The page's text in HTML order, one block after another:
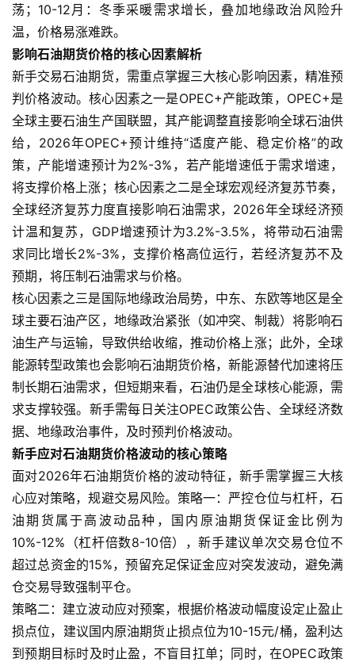
原
油
期
货
国
际
期
货
恒
指
期
货
期
货
入
门
荡；10-12月：冬季采暖需求增长，叠加地缘政治风险升
温，价格易涨难跌。
影响石油期货价格的核心因素解析
新手交易石油期货，需重点掌握三大核心影响因素，精准预
判价格波动。核心因素之一是OPEC+产能政策，OPEC+是
全球主要石油生产国联盟，其产能调整直接影响全球石油供
给，2026年OPEC+预计维持“适度产能、稳定价格”的政
策，产能增速预计为2%-3%，若产能增速低于需求增速，
将支撑价格上涨；核心因素之二是全球宏观经济复苏节奏，
全球经济复苏力度直接影响石油需求，2026年全球经济预
计温和复苏，GDP增速预计为3.2%-3.5%，将带动石油需
求同比增长2%-3%，支撑价格高位运行，若经济复苏不及
预期，将压制石油需求与价格。
核心因素之三是国际地缘政治局势，中东、东欧等地区是全
球主要石油产区，地缘政治紧张（如冲突、制裁）将影响石
油生产与运输，导致供给收缩，推动价格上涨；此外，全球
能源转型政策也会影响石油期货价格，新能源替代加速将压
制长期石油需求，但短期来看，石油仍是全球核心能源，需
求支撑较强。新手需每日关注OPEC政策公告、全球经济数
据、地缘政治事件，及时预判价格波动。
新手应对石油期货价格波动的核心策略
面对2026年石油期货价格的波动特征，新手需掌握三大核
心应对策略，规避交易风险。策略一：严控仓位与杠杆，石
油期货属于高波动品种，国内原油期货保证金比例为
10%-12%（杠杆倍数8-10倍），新手建议单次交易仓位不
超过总资金的15%，预留充足保证金应对突发波动，避免满
仓交易导致强制平仓。
策略二：建立波动应对预案，根据价格波动幅度设定止盈止
损点位，建议国内原油期货止损点位为10-15元/桶，盈利达
到预期目标时及时止盈，不盲目扛单；同时，在OPEC政策